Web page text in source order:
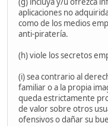
aplicaciones no
como de los medios
anti-piratería.
(h) viole los secretos
(i) sea contrario al
familiar o a la propia
queda estrictamente
de valor sobre otros
ofensivos o dañar su